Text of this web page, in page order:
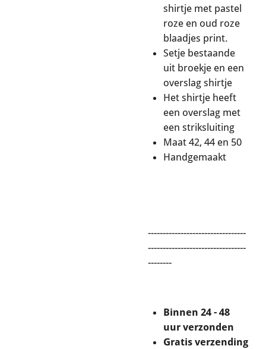
shirtje met pastel
roze en oud roze
blaadjes print.
Setje bestaande
uit broekje en een
overslag shirtje
Het shirtje heeft
een overslag met
een striksluiting
Maat 42, 44 en 50
Handgemaakt
---------------------------------
---------------------------------
--------
Binnen 24 - 48
uur verzonden
Gratis verzending